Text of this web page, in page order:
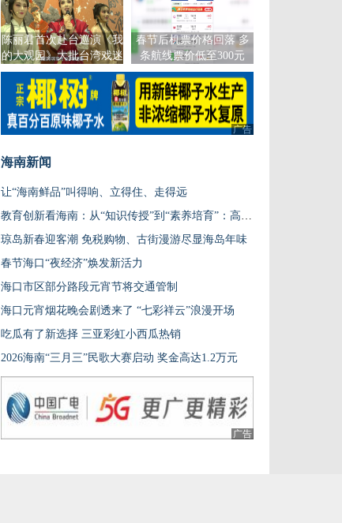
陈丽君首次赴台巡演《我
的大观园》大批台湾戏迷
到场支持
春节后机票价格回落 多
条航线票价低至300元
广告
海南新闻
让“海南鲜品”叫得响、立得住、走得远
教育创新看海南：从“知识传授”到“素养培育”：高中英语教学的8年探索
琼岛新春迎客潮 免税购物、古街漫游尽显海岛年味
春节海口“夜经济”焕发新活力
海口市区部分路段元宵节将交通管制
海口元宵烟花晚会剧透来了 “七彩祥云”浪漫开场
吃瓜有了新选择 三亚彩虹小西瓜热销
2026海南“三月三”民歌大赛启动 奖金高达1.2万元
广告